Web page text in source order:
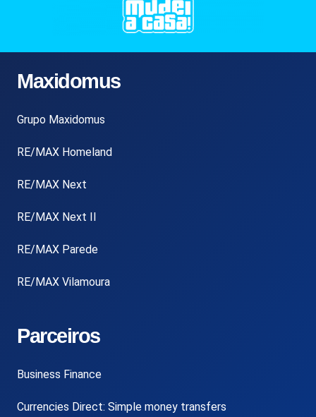
Maxidomus
Grupo Maxidomus
RE/MAX Homeland
RE/MAX Next
RE/MAX Next II
RE/MAX Parede
RE/MAX Vilamoura
Parceiros
Business Finance
Currencies Direct: Simple money transfers